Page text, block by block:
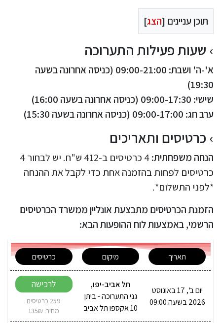
תוכן עניינים [הצג]
שעות פעילות התערוכה
א'-ה' ושבת: 09:00-21:00 (כניסה אחרונה בשעה
19:30)
שישי: 09:00-17:30 (כניסה אחרונה בשעה 16:00)
ערב חג: 09:00-17:00 (כניסה אחרונה בשעה 15:30)
כרטיסים ותאריכים
הנחה משפחתית:
4 כרטיסים ב-412 ש"ח. יש לבחור 4
כרטיסים לפחות בהזמנה אחת כדי לקבל את ההנחה
*לפני התשלום*.
הזמנת הכרטיסים מתבצעת אונליין ממשרד הכרטיסים
הרשמי, באמצעות לוח ההופעות הבא:
תאריך מיקום כרטיסים
יום ב', 17 באוגוסט
2026 בשעה 09:00
תל אביב-יפו,
גני התערוכה - ביתן
10 אקספו תל אביב
לרכישה
259 כרטיסים
מחיר: 135₪